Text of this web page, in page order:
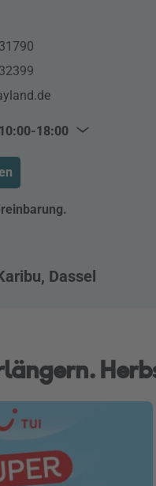
10:00-18:00
Dassel